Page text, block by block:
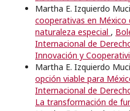
Martha E. Izquierdo
cooperativas en
naturaleza especial ,
Internacional de
Innovación y
Martha E. Izquierdo
opción viable para
Internacional de
La transformación de